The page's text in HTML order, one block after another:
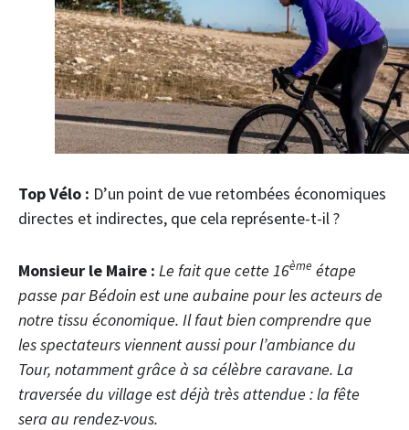
Top Vélo : D’un point de vue retombées économiques
directes et indirectes, que cela représente-t-il ?
Monsieur le Maire : Le fait que cette 16ème étape
passe par Bédoin est une aubaine pour les acteurs de
notre tissu économique. Il faut bien comprendre que
les spectateurs viennent aussi pour l’ambiance du
Tour, notamment grâce à sa célèbre caravane. La
traversée du village est déjà très attendue : la fête
sera au rendez-vous.